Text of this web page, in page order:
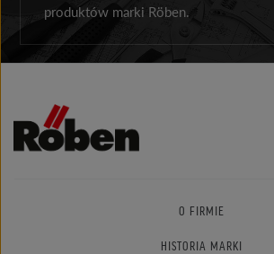
produktów marki Röben.
O FIRMIE
HISTORIA MARKI